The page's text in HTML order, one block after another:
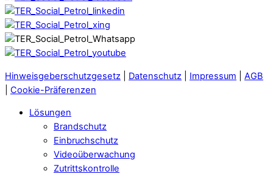
Hinweisgeberschutzgesetz Datenschutz Impressum
AGB
Cookie-Präferenzen
Lösungen
Brandschutz
Einbruchschutz
Videoüberwachung
Zutrittskontrolle